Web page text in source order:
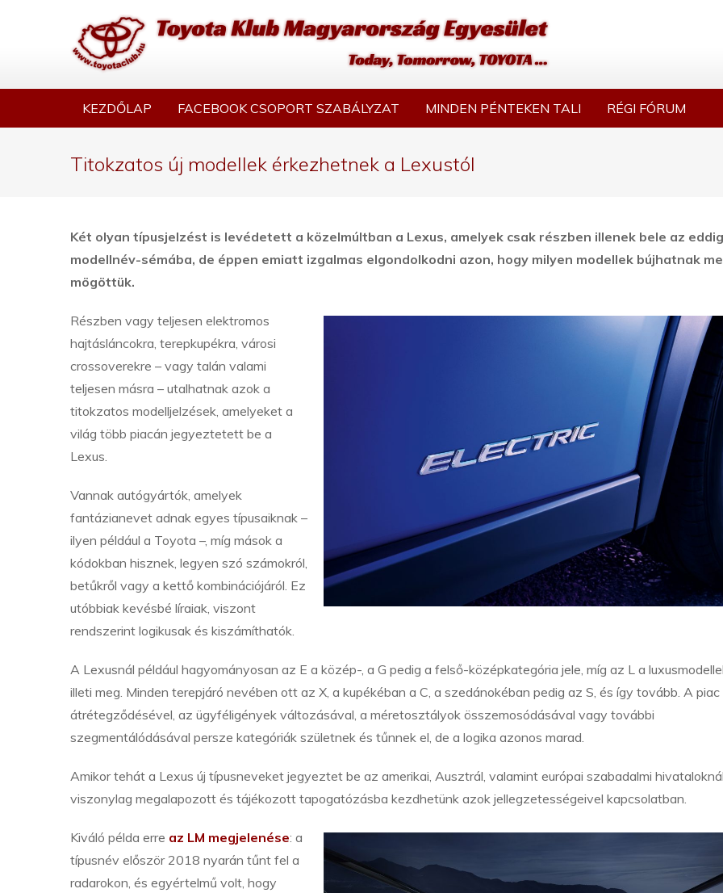
KEZDŐLAP FACEBOOK CSOPORT SZABÁLYZAT MINDEN PÉNTEKEN TALI RÉGI FÓRUM
Titokzatos új modellek érkezhetnek a Lexustól
Két olyan típusjelzést is levédetett a közelmúltban a Lexus, amelyek csak részben illenek bele az
modellnév-sémába, de éppen emiatt izgalmas elgondolkodni azon, hogy milyen modellek bújhatnak
mögöttük.
Részben vagy teljesen elektromos
hajtásláncokra, terepkupékra, városi
crossoverekre – vagy talán valami
teljesen másra – utalhatnak azok a
titokzatos modelljelzések, amelyeket a
világ több piacán jegyeztetett be a
Lexus.
Vannak autógyártók, amelyek
fantázianevet adnak egyes típusaiknak –
ilyen például a Toyota –, míg mások a
kódokban hisznek, legyen szó számokról,
betűkről vagy a kettő kombinációjáról. Ez
utóbbiak kevésbé líraiak, viszont
rendszerint logikusak és kiszámíthatók.
A Lexusnál például hagyományosan az E a közép-, a G pedig a felső-középkategória jele, míg az L a
illeti meg. Minden terepjáró nevében ott az X, a kupékéban a C, a szedánokéban pedig az S, és így tovább. A piac
átrétegződésével, az ügyféligények változásával, a méretosztályok összemosódásával vagy további
szegmentálódásával persze kategóriák születnek és tűnnek el, de a logika azonos marad.
Amikor tehát a Lexus új típusneveket jegyeztet be az amerikai, Ausztrál, valamint európai szabadalmi
viszonylag megalapozott és tájékozott tapogatózásba kezdhetünk azok jellegzetességeivel kapcsolatban.
Kiváló példa erre az LM megjelenése: a
típusnév először 2018 nyarán tűnt fel a
radarokon, és egyértelmű volt, hogy